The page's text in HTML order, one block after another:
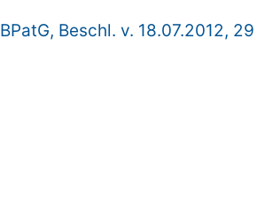
BPatG, Beschl. v. 18.07.2012,